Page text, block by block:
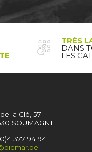
TRÈS
DANS
LES
la Clé, 57
SOUMAGNE
377 94 94